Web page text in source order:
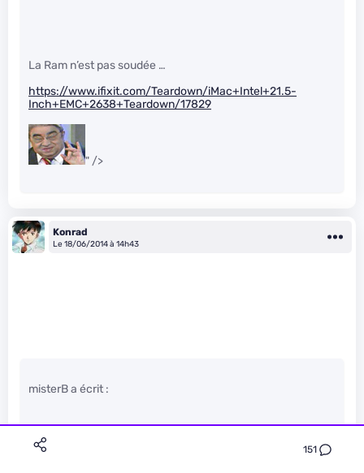
151
La Ram n’est pas soudée …
https://www.ifixit.com/Teardown/iMac+Intel+21.5-
Inch+EMC+2638+Teardown/17829
" />
Konrad
Le 18/06/2014 à 14h43
misterB a écrit :
envoie la photo et l’encombrement